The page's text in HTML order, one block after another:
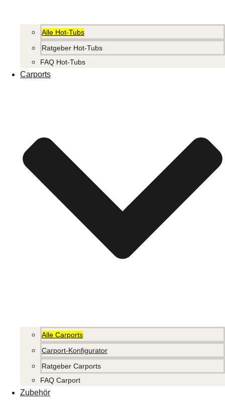
Alle Hot-Tubs
Ratgeber Hot-Tubs
FAQ Hot-Tubs
Carports
Alle Carports
Carport-Konfigurator
Ratgeber Carports
FAQ Carport
Zubehör